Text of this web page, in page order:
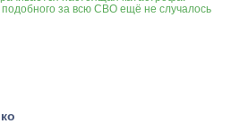
за всю СВО ещё не случалось